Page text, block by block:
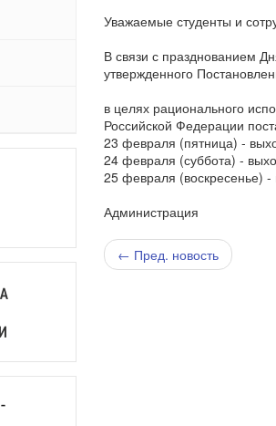
Уважаемые студенты и
В связи с празднованием
утвержденного
в целях рационального
Российской Федерации
23 февраля (пятница) -
24 февраля (суббота) -
25 февраля (воскресенье)
Администрация
← Пред. новость